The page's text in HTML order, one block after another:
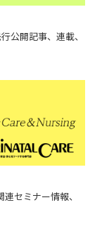
公開記事、連載、
セミナー情報、